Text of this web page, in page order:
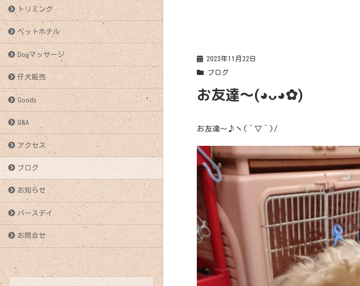
トリミング
ペットホテル
Dogマッサージ
仔犬販売
Goods
Q&A
アクセス
ブログ
お知らせ
バースデイ
お問合せ
2023年11月22日
ブログ
お友達〜(⁠◕⁠ᴗ⁠◕⁠✿⁠)
お友達～♪ヽ(´▽｀)/